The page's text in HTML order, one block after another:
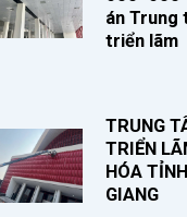
án Trung
triển lãm
TRUNG
TRIỂN
HÓA
GIANG